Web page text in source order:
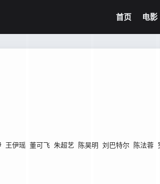
首页 电影
王伊瑶 董可飞 朱超艺 陈昊明 刘巴特尔 陈法蓉